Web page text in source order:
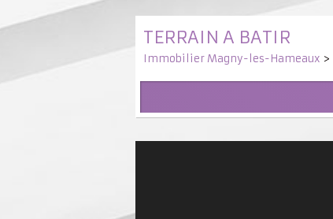
TERRAIN A BATIR
Immobilier Magny-les-Hameaux >